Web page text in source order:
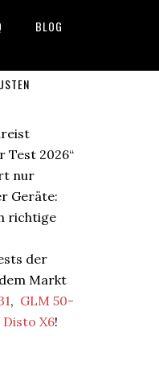
BLOG
Test 2026“
nur
Geräte:
richtige
der
Markt
, GLM 50-
Disto X6!